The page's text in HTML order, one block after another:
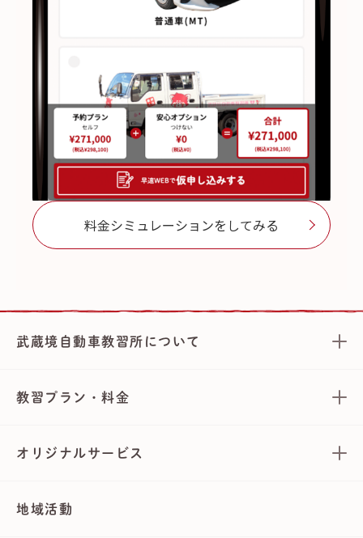
料金シミュレーションをしてみる
武蔵境自動車教習所について
教習プラン・料金
オリジナルサービス
地域活動